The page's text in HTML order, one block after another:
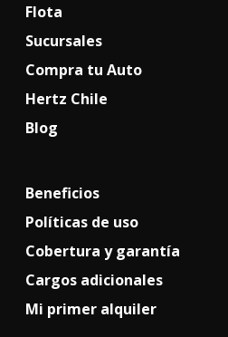
Flota
Sucursales
Compra tu Auto
Hertz Chile
Blog
Beneficios
Políticas de uso
Cobertura y garantía
Cargos adicionales
Mi primer alquiler